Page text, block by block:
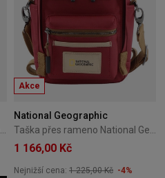
Akce
National Geographic
1 166,00 Kč
Nejnižší cena: 1 225,00 Kč -4%